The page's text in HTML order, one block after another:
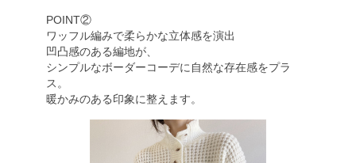
POINT②
ワッフル編みで柔らかな立体感を演出
凹凸感のある編地が、
シンプルなボーダーコーデに自然な存在感をプラ
ス。
暖かみのある印象に整えます。